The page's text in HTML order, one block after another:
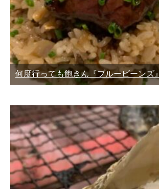
何度行っても飽きん『ブルービーンズ』